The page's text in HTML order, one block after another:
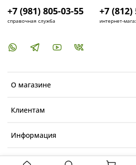
Демонтаж/монтаж
Коробочный декоративный
Уголок декоративный
О магазине
Клиентам
Информация
+7 (981) 805-03-55
справочная служба
+7 (812)
интернет-